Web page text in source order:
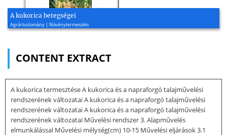
A kukorica betegségei
Agrártudomány | Növénytermesztés
CONTENT EXTRACT
A kukorica termesztése A kukorica és a napraforgó talajművelési
rendszerének változatai A kukorica és a napraforgó talajművelési
rendszerének változatai A kukorica és a napraforgó talajművelési
rendszerének változatai Művelési rendszer 3. Alapművelés
elmunkálással Művelési mélység(cm) 10-15 Művelési eljárások 3.1